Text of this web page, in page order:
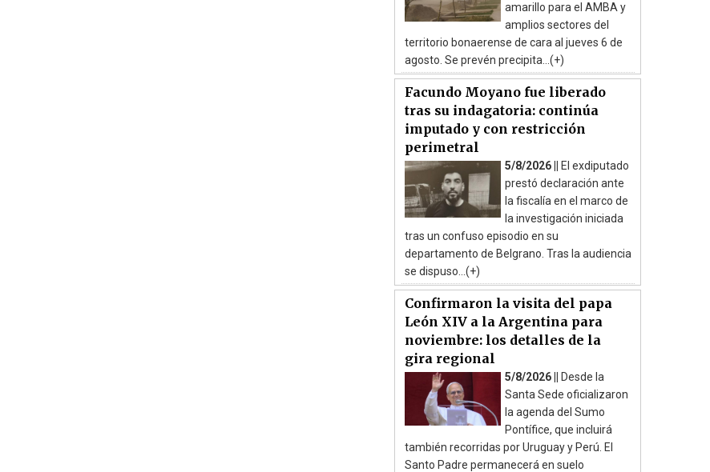
amarillo para el AMBA y
amplios sectores del
territorio bonaerense de cara al jueves 6 de
agosto. Se prevén precipita...(+)
Facundo Moyano fue liberado
tras su indagatoria: continúa
imputado y con restricción
perimetral
5/8/2026 ||
El exdiputado
prestó declaración ante
la fiscalía en el marco de
la investigación iniciada
tras un confuso episodio en su
departamento de Belgrano. Tras la audiencia
se dispuso...(+)
Confirmaron la visita del papa
León XIV a la Argentina para
noviembre: los detalles de la
gira regional
5/8/2026 ||
Desde la
Santa Sede oficializaron
la agenda del Sumo
Pontífice, que incluirá
también recorridas por Uruguay y Perú. El
Santo Padre permanecerá en suelo